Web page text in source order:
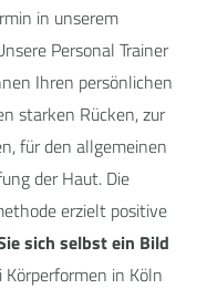
in unserem
Personal Trainer
Ihren persönlichen
starken Rücken, zur
für den allgemeinen
der Haut. Die
erzielt positive
sich selbst ein Bild
in Köln